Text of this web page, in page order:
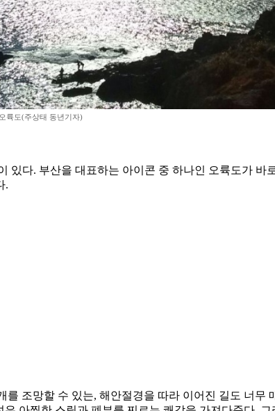
륙도(주상태 동년기자)
있다. 부산을 대표하는 아이콘 중 하나인 오륙도가 바
.
조망할 수 있는, 해안절경을 따라 이어진 길도 너